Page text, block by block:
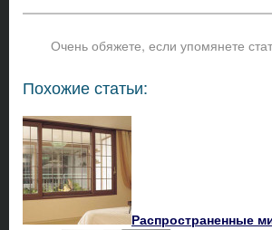
Очень обяжете, если упомянете
Похожие статьи:
Распространенные